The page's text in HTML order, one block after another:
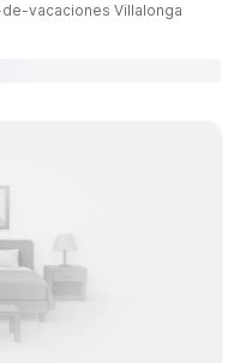
vacaciones Villalonga